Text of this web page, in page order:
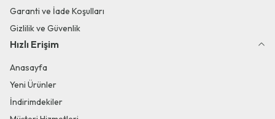
Garanti ve İade Koşulları
Gizlilik ve Güvenlik
Hızlı Erişim
Anasayfa
Yeni Ürünler
İndirimdekiler